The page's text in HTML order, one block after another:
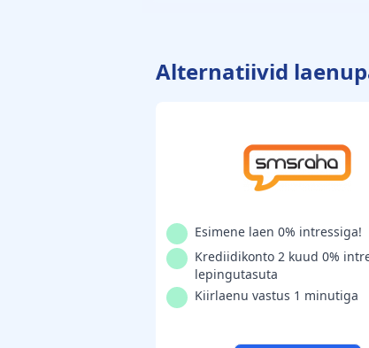
Alternatiivid
Esimene laen 0% intressiga!
Krediidikonto 2 kuud 0%
lepingutasuta
Kiirlaenu vastus 1 minutiga